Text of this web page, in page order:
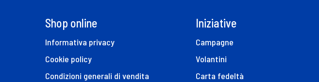
Shop online
Informativa privacy
Cookie policy
Condizioni generali di vendita
Iniziative
Campagne
Volantini
Carta fedeltà